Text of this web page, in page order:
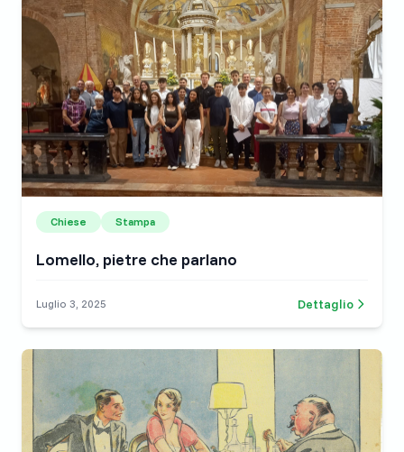
Chiese Stampa
Lomello, pietre che parlano
Luglio 3, 2025 Dettaglio